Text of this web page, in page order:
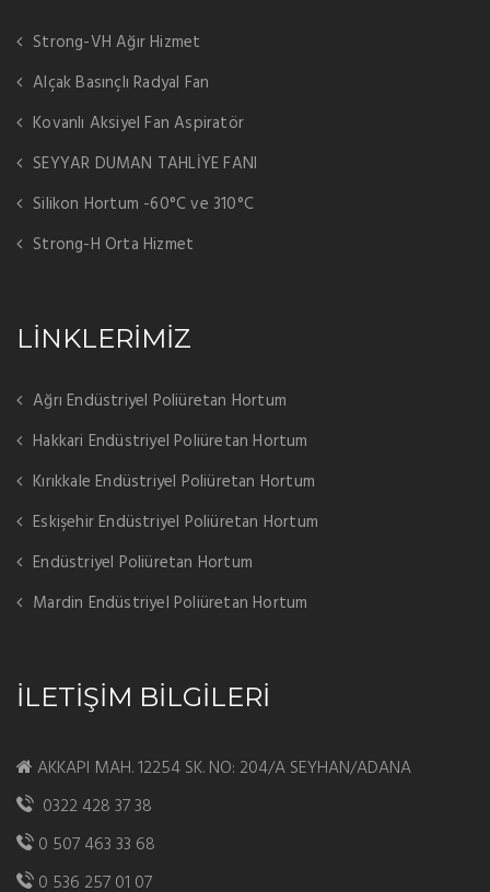
Strong-VH Ağır Hizmet
Alçak Basınçlı Radyal Fan
Kovanlı Aksiyel Fan Aspiratör
SEYYAR DUMAN TAHLİYE FANI
Silikon Hortum -60°C ve 310°C
Strong-H Orta Hizmet
LİNKLERİMİZ
Ağrı Endüstriyel Poliüretan Hortum
Hakkari Endüstriyel Poliüretan Hortum
Kırıkkale Endüstriyel Poliüretan Hortum
Eskişehir Endüstriyel Poliüretan Hortum
Endüstriyel Poliüretan Hortum
Mardin Endüstriyel Poliüretan Hortum
İLETİŞİM BİLGİLERİ
AKKAPI MAH. 12254 SK. NO: 204/A SEYHAN/ADANA
0322 428 37 38
0 507 463 33 68
0 536 257 01 07